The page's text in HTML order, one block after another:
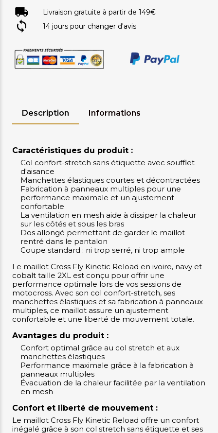
Livraison gratuite à partir de 149€
14 jours pour changer d'avis
Description Informations
Caractéristiques du produit :
Col confort-stretch sans étiquette avec soufflet
d'aisance
Manchettes élastiques courtes et décontractées
Fabrication à panneaux multiples pour une
performance maximale et un ajustement
confortable
La ventilation en mesh aide à dissiper la chaleur
sur les côtés et sous les bras
Dos allongé permettant de garder le maillot
rentré dans le pantalon
Coupe standard : ni trop serré, ni trop ample
Le maillot Cross Fly Kinetic Reload en ivoire, navy et
cobalt taille 2XL est conçu pour offrir une
performance optimale lors de vos sessions de
motocross. Avec son col confort-stretch, ses
manchettes élastiques et sa fabrication à panneaux
multiples, ce maillot assure un ajustement
confortable et une liberté de mouvement totale.
Avantages du produit :
Confort optimal grâce au col stretch et aux
manchettes élastiques
Performance maximale grâce à la fabrication à
panneaux multiples
Évacuation de la chaleur facilitée par la ventilation
en mesh
Confort et liberté de mouvement :
Le maillot Cross Fly Kinetic Reload offre un confort
inégalé grâce à son col stretch sans étiquette et ses